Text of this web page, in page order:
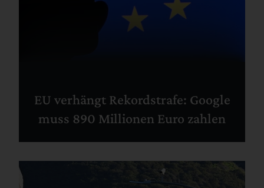
EU verhängt Rekordstrafe: Google
muss 890 Millionen Euro zahlen